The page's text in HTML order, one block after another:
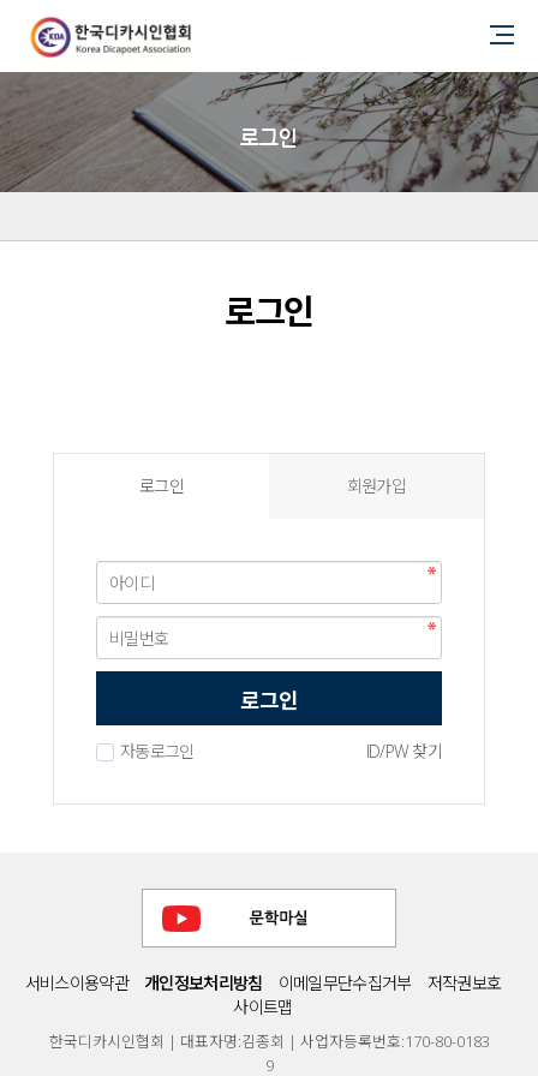
로그인
로그인
로그인 회원가입
로그인
자동로그인 ID/PW 찾기
서비스이용약관 개인정보처리방침 이메일무단수집거부
저작권보호
사이트맵
한국디카시인협회 | 대표자명:김종회 | 사업자등록번호:170-80-0183
9